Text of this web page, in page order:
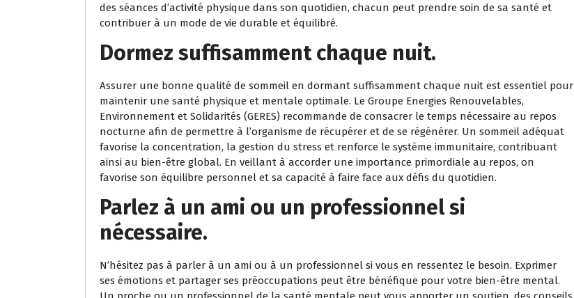
des séances d’activité physique dans son quotidien, chacun peut prendre soin de sa santé et
contribuer à un mode de vie durable et équilibré.
Dormez suffisamment chaque nuit.
Assurer une bonne qualité de sommeil en dormant suffisamment chaque nuit est essentiel pour
maintenir une santé physique et mentale optimale. Le Groupe Energies Renouvelables,
Environnement et Solidarités (GERES) recommande de consacrer le temps nécessaire au repos
nocturne afin de permettre à l’organisme de récupérer et de se régénérer. Un sommeil adéquat
favorise la concentration, la gestion du stress et renforce le système immunitaire, contribuant
ainsi au bien-être global. En veillant à accorder une importance primordiale au repos, on
favorise son équilibre personnel et sa capacité à faire face aux défis du quotidien.
Parlez à un ami ou un professionnel si
nécessaire.
N’hésitez pas à parler à un ami ou à un professionnel si vous en ressentez le besoin. Exprimer
ses émotions et partager ses préoccupations peut être bénéfique pour votre bien-être mental.